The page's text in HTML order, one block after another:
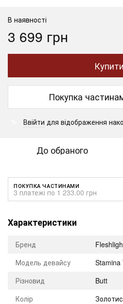
В наявності
3 699 грн
Купити
Покупка
Ввійти для відображення
До обраного
ПОКУПКА ЧАСТИНАМИ
3 платежі по 1 233.00 грн
Характеристики
Бренд
Модель девайсу
Stamina
Різновид
Butt
Колір